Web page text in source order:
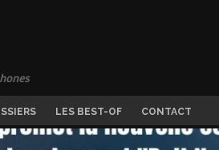
LES BEST-OF CONTACT